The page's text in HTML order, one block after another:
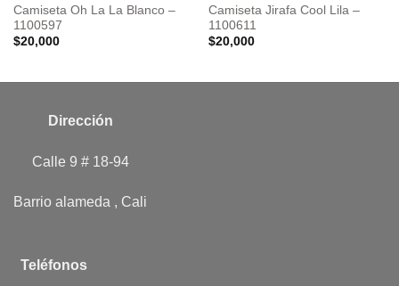
Camiseta Oh La La Blanco –
1100597
$20,000
Camiseta Jirafa Cool Lila –
1100611
$20,000
Dirección
Calle 9 # 18-94
Barrio alameda , Cali
Teléfonos